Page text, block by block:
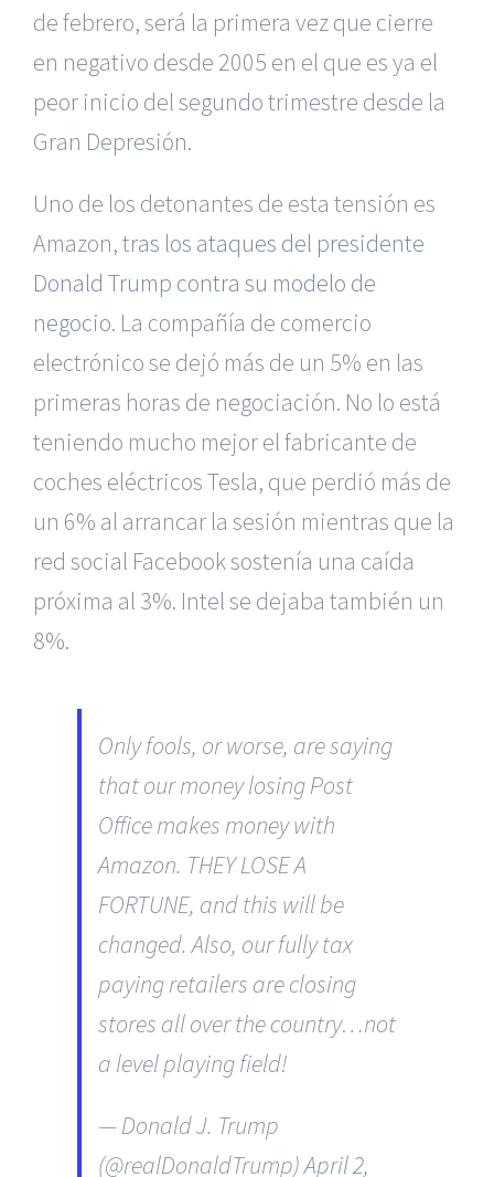
de febrero, será la primera vez que cierre
en negativo desde 2005 en el que es ya el
peor inicio del segundo trimestre desde la
Gran Depresión.
Uno de los detonantes de esta tensión es
Amazon, tras los ataques del presidente
Donald Trump contra su modelo de
negocio. La compañía de comercio
electrónico se dejó más de un 5% en las
primeras horas de negociación. No lo está
teniendo mucho mejor el fabricante de
coches eléctricos Tesla, que perdió más de
un 6% al arrancar la sesión mientras que la
red social Facebook sostenía una caída
próxima al 3%. Intel se dejaba también un
8%.
Only fools, or worse, are saying
that our money losing Post
Office makes money with
Amazon. THEY LOSE A
FORTUNE, and this will be
changed. Also, our fully tax
paying retailers are closing
stores all over the country…not
a level playing field!
— Donald J. Trump
(@realDonaldTrump)April 2,